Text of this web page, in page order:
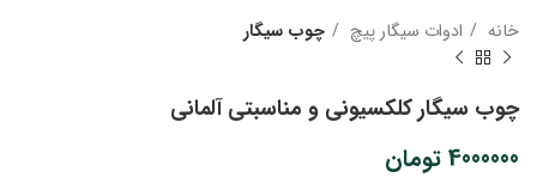
خانه ادوات سیگار پیچ چوب سیگار
چوب سیگار کلکسیونی و مناسبتی آلمانی
4000000 تومان